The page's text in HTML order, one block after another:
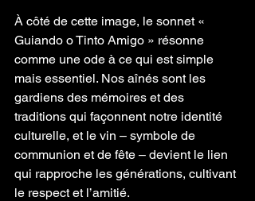
À côté de cette image, le sonnet «
Guiando o Tinto Amigo » résonne
comme une ode à ce qui est simple
mais essentiel. Nos aînés sont les
gardiens des mémoires et des
traditions qui façonnent notre identité
culturelle, et le vin – symbole de
communion et de fête – devient le lien
qui rapproche les générations, cultivant
le respect et l’amitié.